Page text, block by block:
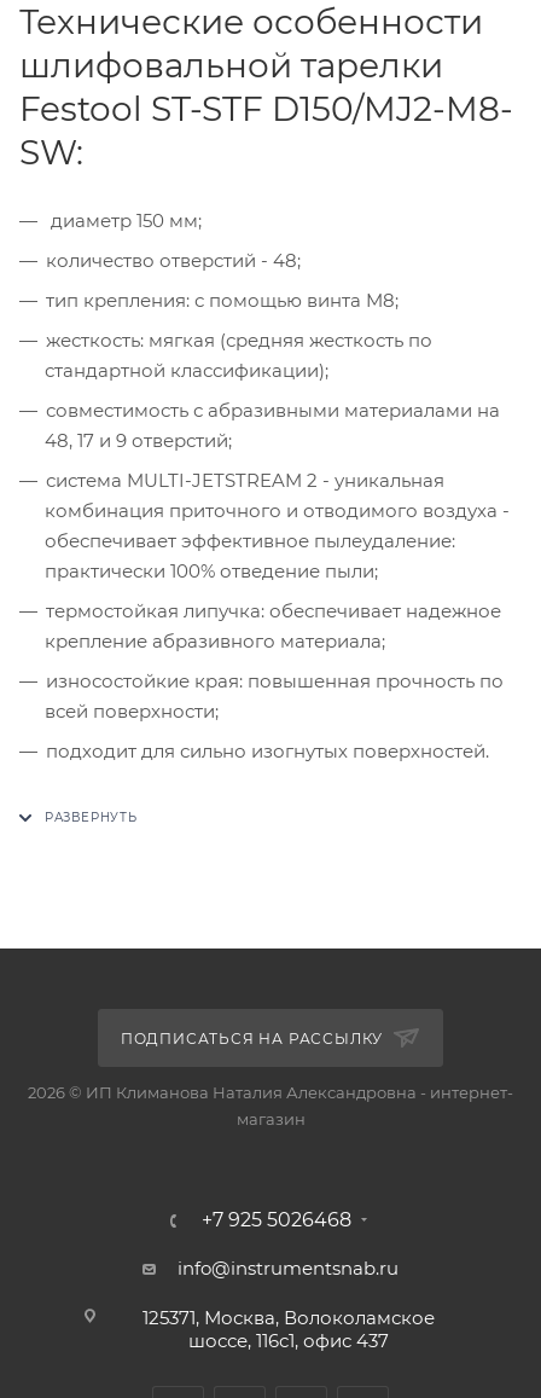
Технические особенности
шлифовальной тарелки
Festool ST-STF D150/MJ2-M8-
SW:
диаметр 150 мм;
количество отверстий - 48;
тип крепления: с помощью винта M8;
жесткость: мягкая (средняя жесткость по
стандартной классификации);
совместимость с абразивными материалами на
48, 17 и 9 отверстий;
система MULTI-JETSTREAM 2 - уникальная
комбинация приточного и отводимого воздуха -
обеспечивает эффективное пылеудаление:
практически 100% отведение пыли;
термостойкая липучка: обеспечивает надежное
крепление абразивного материала;
износостойкие края: повышенная прочность по
всей поверхности;
подходит для сильно изогнутых поверхностей.
ПОДПИСАТЬСЯ НА РАССЫЛКУ
2026 © ИП Климанова Наталия Александровна - интернет-
магазин
+7 925 5026468
info@instrumentsnab.ru
125371, Москва, Волоколамское
шоссе, 116с1, офис 437